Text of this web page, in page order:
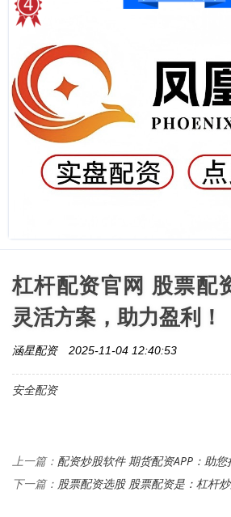
杠杆配资官网 股票配
灵活方案，助力盈利！
涵星配资 2025-11-04 12:40:53
安全配资
上一篇： 配资炒股软件 期货配资APP：助
下一篇： 股票配资选股 股票配资是：杠杆